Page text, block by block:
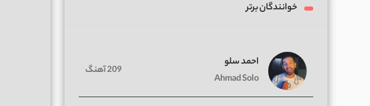
خوانندگان برتر
احمد سلو
Ahmad Solo
209 آهنگ